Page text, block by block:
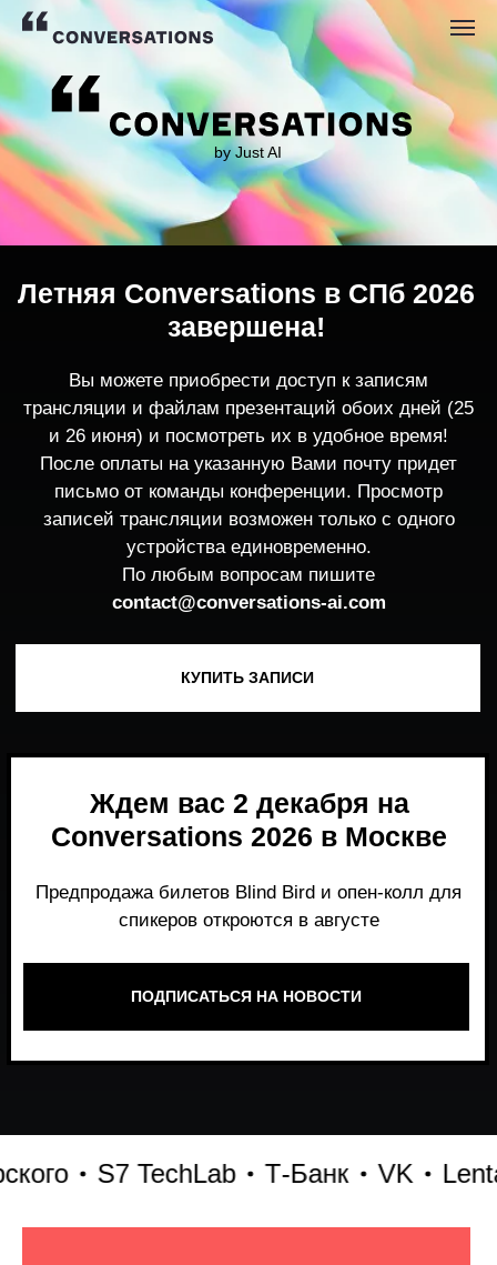
by Just AI
трансляции и файлам презентаций обоих дней (25
После оплаты на указанную Вами почту придет
записей трансляции возможен только с одного
устройства единовременно.
По любым вопросам пишите
contact@conversations-ai.co m
Летняя Conversations в СПб 2026
завершена!
Ждем вас 2 декабря на
Conversations 2026 в Москве
ПОДПИСАТЬСЯ НА НОВОСТИ
S7 TechLab Т-Банк VK Lenta
Место, где можно получить честный,
работает и формирует рынок генеративного